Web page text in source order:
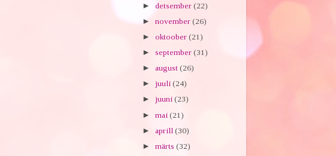
► detsember (22)
► november (26)
► oktoober (21)
► september (31)
► august (26)
► juuli (24)
► juuni (23)
► mai (21)
► aprill (30)
► märts (32)